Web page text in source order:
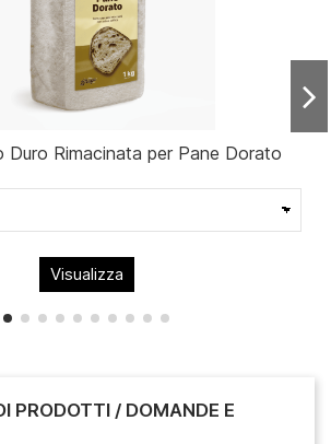
Duro Rimacinata per Pane Dorato
Visualizza
PRODOTTI / DOMANDE E